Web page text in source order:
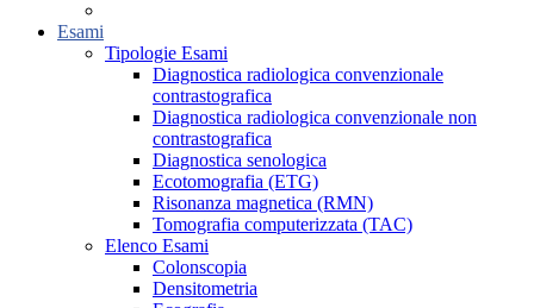
Esami
Tipologie Esami
Diagnostica radiologica convenzionale
contrastografica
Diagnostica radiologica convenzionale non
contrastografica
Diagnostica senologica
Ecotomografia (ETG)
Risonanza magnetica (RMN)
Tomografia computerizzata (TAC)
Elenco Esami
Colonscopia
Densitometria